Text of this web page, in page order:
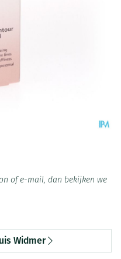
of e-mail, dan bekijken we
Widmer